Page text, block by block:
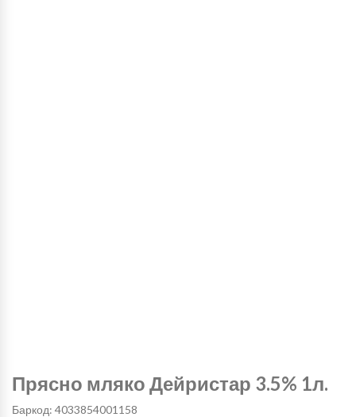
Прясно мляко Дейристар 3.5% 1л.
Баркод: 4033854001158